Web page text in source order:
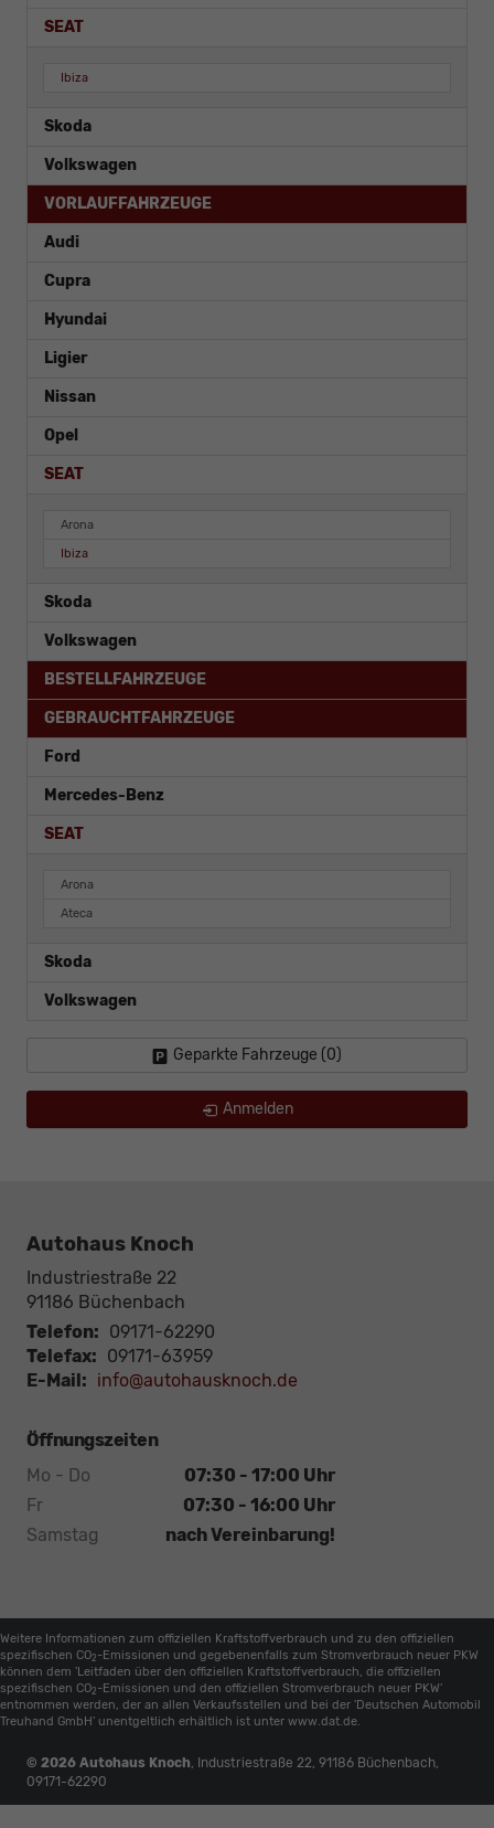
SEAT
Ibiza
Skoda
Volkswagen
VORLAUFFAHRZEUGE
Audi
Cupra
Hyundai
Ligier
Nissan
Opel
SEAT
Arona
Ibiza
Skoda
Volkswagen
BESTELLFAHRZEUGE
GEBRAUCHTFAHRZEUGE
Ford
Mercedes-Benz
SEAT
Arona
Ateca
Skoda
Volkswagen
Geparkte Fahrzeuge (0)
Anmelden
Autohaus Knoch
Industriestraße 22
91186 Büchenbach
Telefon: 09171-62290
Telefax: 09171-63959
E-Mail: info@autohausknoch.de
Öffnungszeiten
Mo - Do
07:30 - 17:00 Uhr
Fr
07:30 - 16:00 Uhr
Samstag
nach Vereinbarung!
Weitere Informationen zum offiziellen Kraftstoffverbrauch und zu den offiziellen
spezifischen CO2 -Emissionen und gegebenenfalls zum Stromverbrauch neuer PKW
können dem 'Leitfaden über den offiziellen Kraftstoffverbrauch, die offiziellen
spezifischen CO2 -Emissionen und den offiziellen Stromverbrauch neuer PKW'
entnommen werden, der an allen Verkaufsstellen und bei der 'Deutschen Automobil
Treuhand GmbH' unentgeltlich erhältlich ist unter www.dat.de.
© 2026 Autohaus Knoch, Industriestraße 22, 91186 Büchenbach,
09171-62290